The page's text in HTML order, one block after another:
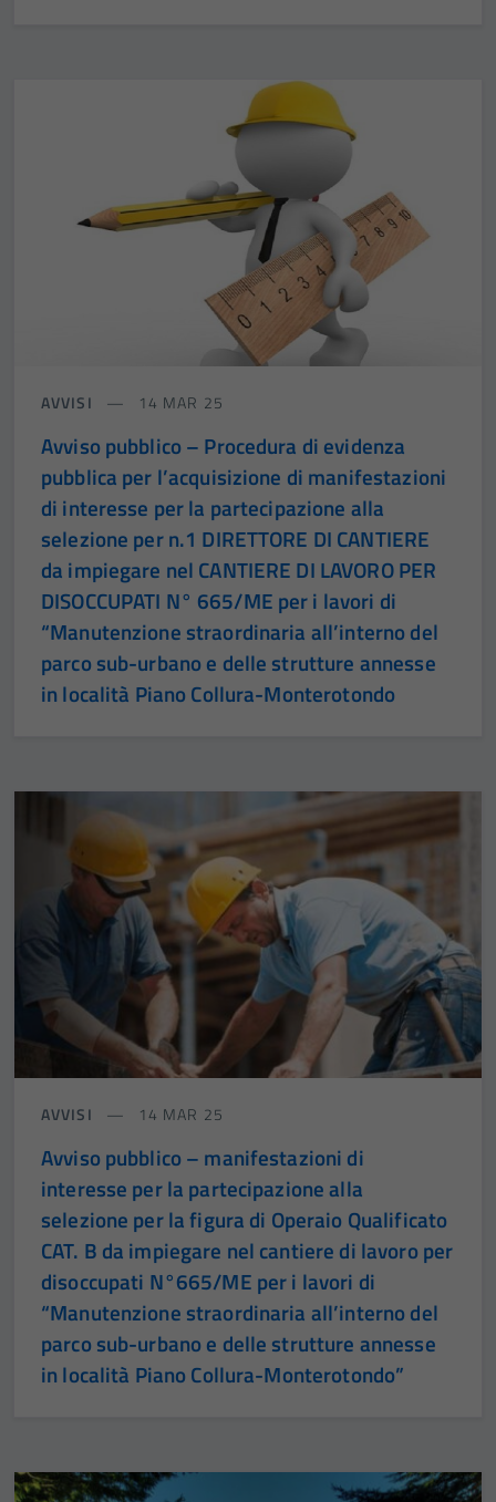
AVVISI 14 MAR 25
Avviso pubblico – Procedura di evidenza
pubblica per l’acquisizione di manifestazioni
di interesse per la partecipazione alla
selezione per n.1 DIRETTORE DI CANTIERE
da impiegare nel CANTIERE DI LAVORO PER
DISOCCUPATI N° 665/ME per i lavori di
“Manutenzione straordinaria all’interno del
parco sub-urbano e delle strutture annesse
in località Piano Collura-Monterotondo
AVVISI 14 MAR 25
Avviso pubblico – manifestazioni di
interesse per la partecipazione alla
selezione per la figura di Operaio Qualificato
CAT. B da impiegare nel cantiere di lavoro per
disoccupati N°665/ME per i lavori di
“Manutenzione straordinaria all’interno del
parco sub-urbano e delle strutture annesse
in località Piano Collura-Monterotondo”